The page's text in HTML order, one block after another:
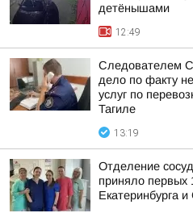
детёнышами
12:49
Следователем
дело по факту
услуг по
Тагиле
13:19
Отделение
приняло первых
Екатеринбурга